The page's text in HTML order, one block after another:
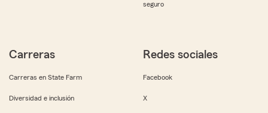
seguro
Carreras
Carreras en State Farm
Diversidad e inclusión
Redes sociales
Facebook
X